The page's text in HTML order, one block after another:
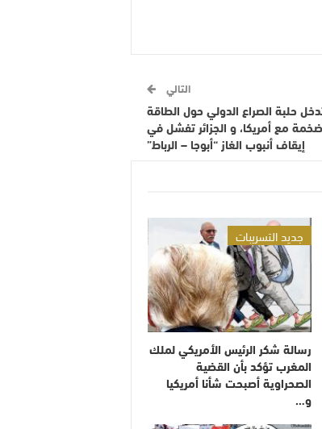
التالي
حلبة الصراع الدولي حول الطاقة
ضخمة مع أمريكا، و الجزائر تفشل في
إيقاف أنبوب الغاز “أبوجا – الرباط”
جديد التسريبات
رسالة شكر الرئيس الأمريكي لملك
المغرب تؤكد بأن القضية
الصحراوية أصبحت شأنا أمريكيا
و…